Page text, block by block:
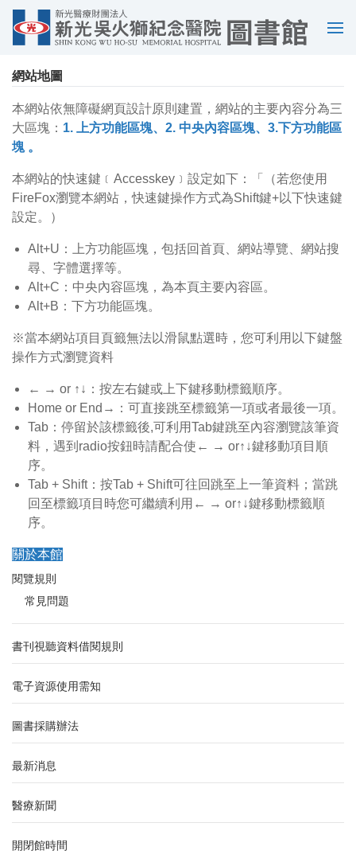
選
網站地圖
本網站依無障礙網頁設計原則建置，網站的主要內容分為三
大區塊： 1. 上方功能區塊、2. 中央內容區塊、3.下方功能區
塊 。
本網站的快速鍵﹝Accesskey﹞設定如下：「（若您使用
FireFox瀏覽本網站，快速鍵操作方式為Shift鍵+以下快速鍵
設定。）
Alt+U：上方功能區塊，包括回首頁、網站導覽、網站搜
尋、字體選擇等。
Alt+C：中央內容區塊，為本頁主要內容區。
Alt+B：下方功能區塊。
※當本網站項目頁籤無法以滑鼠點選時，您可利用以下鍵盤
操作方式瀏覽資料
← → or ↑↓：按左右鍵或上下鍵移動標籤順序。
Home or End→：可直接跳至標籤第一項或者最後一項。
Tab：停留於該標籤後,可利用Tab鍵跳至內容瀏覽該筆資
料，遇到radio按鈕時請配合使← → or↑↓鍵移動項目順
序。
Tab + Shift：按Tab + Shift可往回跳至上一筆資料；當跳
回至標籤項目時您可繼續利用← → or↑↓鍵移動標籤順
序。
關於本館
閱覽規則
常見問題
書刊視聽資料借閱規則
電子資源使用需知
圖書採購辦法
最新消息
醫療新聞
開閉館時間